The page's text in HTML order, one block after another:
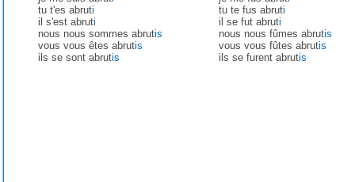
tu t'es abruti
il s'est abruti
nous nous sommes abrutis
vous vous êtes abrutis
ils se sont abrutis
tu te fus abruti
il se fut abruti
nous nous fûmes abrutis
vous vous fûtes abrutis
ils se furent abrutis